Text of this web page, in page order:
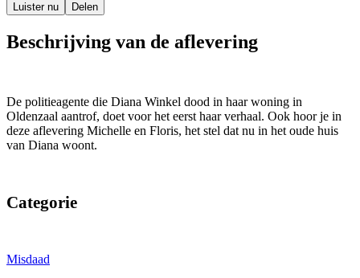
Luister nu Delen
Beschrijving van de aflevering
De politieagente die Diana Winkel dood in haar woning in
Oldenzaal aantrof, doet voor het eerst haar verhaal. Ook hoor je in
deze aflevering Michelle en Floris, het stel dat nu in het oude huis
van Diana woont.
Categorie
Misdaad